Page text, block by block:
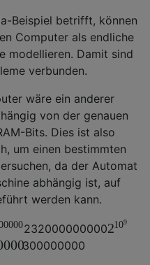
Beispiel betrifft, können
Computer als endliche
modellieren. Damit sind
verbunden.
wäre ein anderer
von der genauen
Bits. Dies ist also
um einen bestimmten
da der Automat
abhängig ist, auf
werden kann.
2320000000002109
300000000